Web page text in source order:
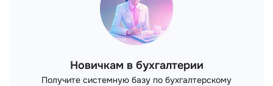
Новичкам в бухгалтерии
Получите системную базу по бухгалтерскому